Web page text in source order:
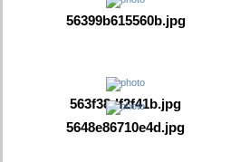
56399b615560b.jpg
563f38df2f41b.jpg
5648e86710e4d.jpg